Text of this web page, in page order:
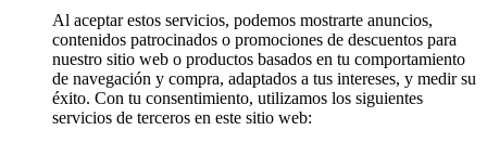
Al aceptar estos servicios, podemos mostrarte anuncios,
contenidos patrocinados o promociones de descuentos para
nuestro sitio web o productos basados en tu comportamiento
de navegación y compra, adaptados a tus intereses, y medir su
éxito. Con tu consentimiento, utilizamos los siguientes
servicios de terceros en este sitio web: